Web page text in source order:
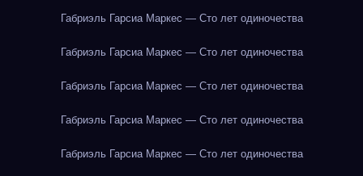
Габриэль Гарсиа Маркес — Сто лет одиночества
Габриэль Гарсиа Маркес — Сто лет одиночества
Габриэль Гарсиа Маркес — Сто лет одиночества
Габриэль Гарсиа Маркес — Сто лет одиночества
Габриэль Гарсиа Маркес — Сто лет одиночества